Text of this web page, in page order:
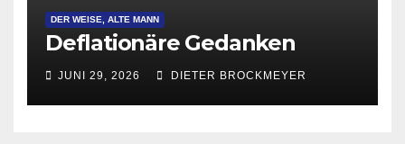
DER WEISE, ALTE MANN
Deflationäre Gedanken
JUNI 29, 2026 DIETER BROCKMEYER